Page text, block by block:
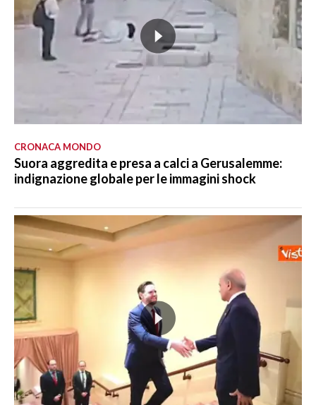
CRONACA MONDO
Suora aggredita e presa a calci a Gerusalemme:
indignazione globale per le immagini shock